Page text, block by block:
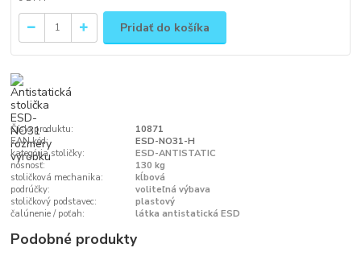
Pridať do košíka
Číslo produktu:
10871
EAN kód:
ESD-NO31-H
kategória stoličky:
ESD-ANTISTATIC
nosnosť:
130 kg
stoličková mechanika:
kĺbová
podrúčky:
voliteľná výbava
stoličkový podstavec:
plastový
čalúnenie / poťah:
látka antistatická ESD
Podobné produkty